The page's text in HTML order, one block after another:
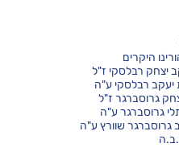
היקרים
יצחק רבלסקי ז"ל
יעקב רבלסקי ע"ה
גרוסברגר ז"ל
גרוסברגר ע"ה
שוורץ ע"ה